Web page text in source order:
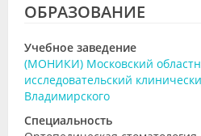
ОБРАЗОВАНИЕ
Учебное заведение
(МОНИКИ) Московский
исследовательский
Владимирского
Специальность